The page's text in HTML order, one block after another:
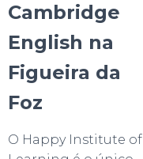
Cambridge
English na
Figueira da
Foz
O Happy Institute of